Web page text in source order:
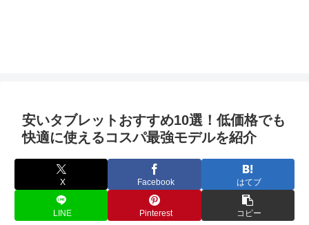
安いタブレットおすすめ10選！低価格でも
快適に使えるコスパ最強モデルを紹介
X Facebook はてブ
LINE Pinterest コピー